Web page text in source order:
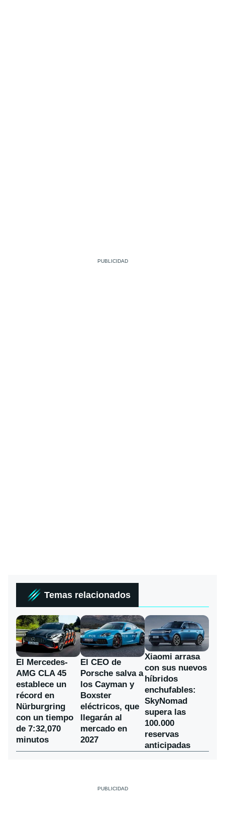
Temas relacionados
El Mercedes-
AMG CLA 45
establece un
récord en
Nürburgring
con un tiempo
de 7:32,070
minutos
El CEO de
Porsche salva a
los Cayman y
Boxster
eléctricos, que
llegarán al
mercado en
2027
Xiaomi arrasa
con sus nuevos
híbridos
enchufables:
SkyNomad
supera las
100.000
reservas
anticipadas